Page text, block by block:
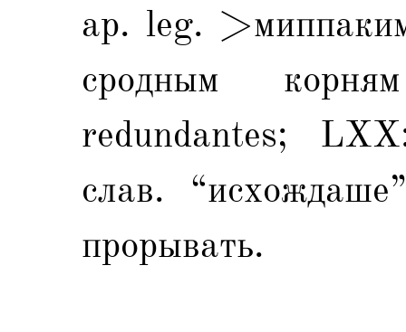
ap. leg.
сродным
redundantes;
слав.
прорывать.